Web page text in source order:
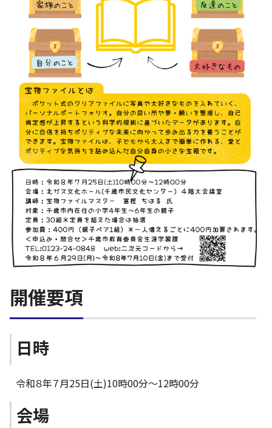
開催要項
日時
令和８年７月25日(土)10時00分～12時00分
会場